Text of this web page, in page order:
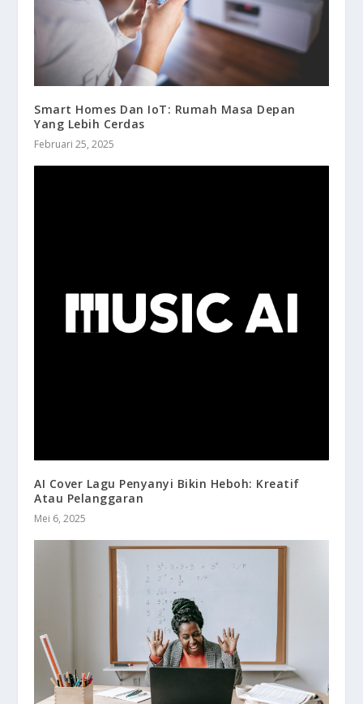
Smart Homes Dan IoT: Rumah Masa Depan
Yang Lebih Cerdas
Februari 25, 2025
AI Cover Lagu Penyanyi Bikin Heboh: Kreatif
Atau Pelanggaran
Mei 6, 2025